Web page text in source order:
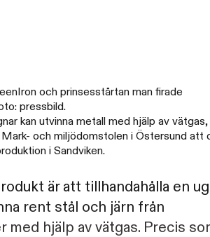
och prinsesstårtan man firade
pressbild.
kan utvinna metall med hjälp av
och miljödomstolen i Östersund att
i Sandviken.
är att tillhandahålla en
rent stål och järn från
med hjälp av vätgas. Precis